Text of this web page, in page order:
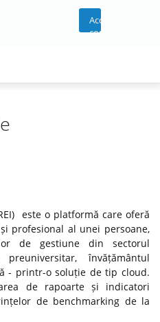
Acces
cont
este o platformă care oferă
profesional al unei persoane,
de gestiune din sectorul
învățământul
- printr-o soluție de tip cloud.
de rapoarte și indicatori
de benchmarking de la